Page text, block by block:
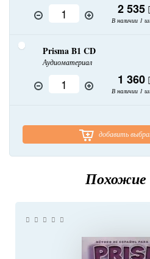
2 535
В наличии 1
Prisma B1 CD
Аудиоматериал
1 360
В наличии 1
добавить
Похожие